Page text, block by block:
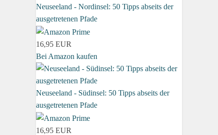
Neuseeland - Nordinsel: 50 Tipps abseits der
ausgetretenen Pfade
16,95 EUR
Bei Amazon kaufen
Neuseeland - Südinsel: 50 Tipps abseits der
ausgetretenen Pfade
16,95 EUR